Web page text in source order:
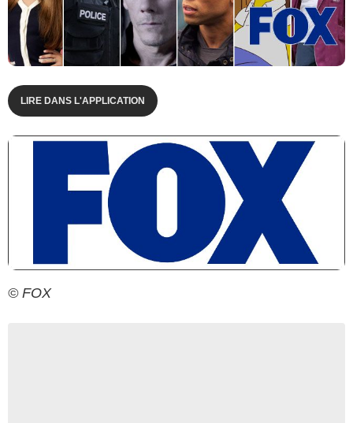
LIRE DANS L'APPLICATION
© FOX